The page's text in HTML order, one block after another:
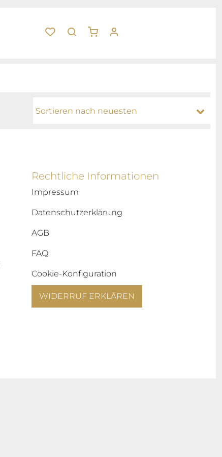
Rechtliche Informationen
Impressum
Datenschutzerklärung
AGB
FAQ
Cookie-Konfiguration
WIDERRUF ERKLÄREN